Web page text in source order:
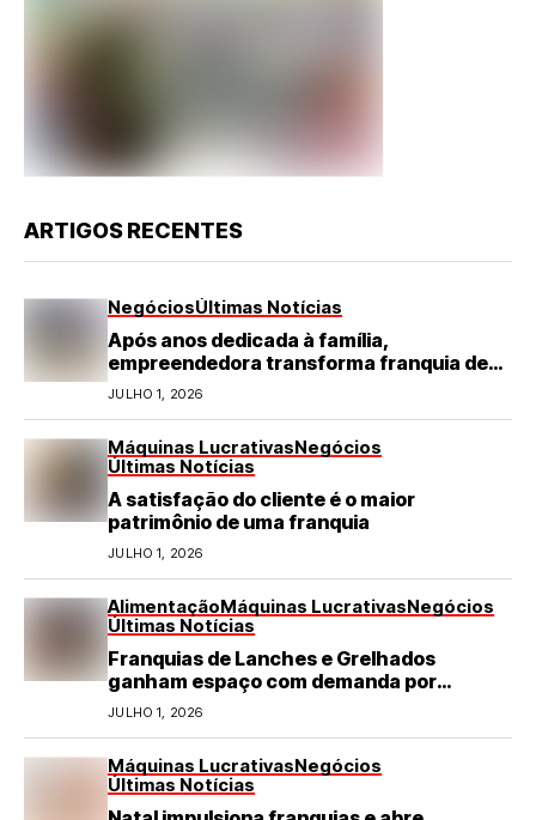
ARTIGOS RECENTES
NegóciosÚltimas Notícias
Após anos dedicada à família,
empreendedora transforma franquia de
turismo em negócio de destaque no RN
JULHO 1, 2026
Máquinas LucrativasNegócios
Últimas Notícias
A satisfação do cliente é o maior
patrimônio de uma franquia
JULHO 1, 2026
AlimentaçãoMáquinas LucrativasNegócios
Últimas Notícias
Franquias de Lanches e Grelhados
ganham espaço com demanda por
refeições rápidas e de qualidade
JULHO 1, 2026
Máquinas LucrativasNegócios
Últimas Notícias